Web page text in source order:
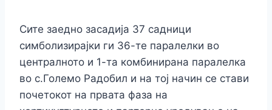
Сите заедно засадија 37 садници
симболизирајки ги 36-те паралелки во
централното и 1-та комбинирана паралелка
во с.Големо Радобил и на тој начин се стави
почетокот на првата фаза на